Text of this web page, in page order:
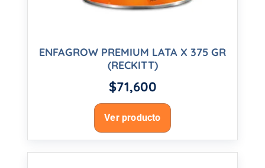
ENFAGROW PREMIUM LATA X 375 GR
(RECKITT)
$71,600
Ver producto